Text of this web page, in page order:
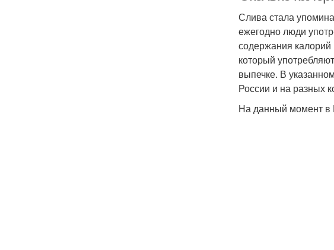
Слива стала
ежегодно люди
содержания калорий
который
выпечке. В
России и на разных
На данный момент в